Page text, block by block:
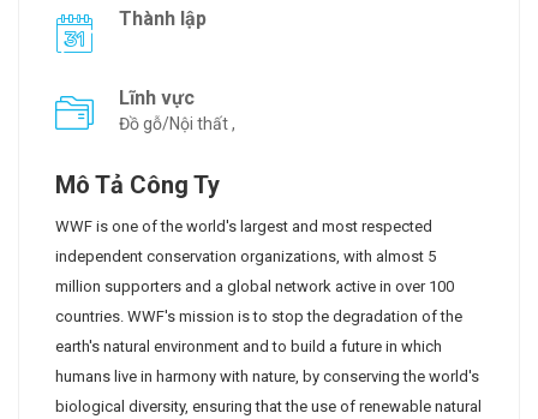
Thành lập
Lĩnh vực
Đồ gỗ/Nội thất ,
Mô Tả Công Ty
WWF is one of the world's largest and most respected
independent conservation organizations, with almost 5
million supporters and a global network active in over 100
countries. WWF's mission is to stop the degradation of the
earth's natural environment and to build a future in which
humans live in harmony with nature, by conserving the world's
biological diversity, ensuring that the use of renewable natural